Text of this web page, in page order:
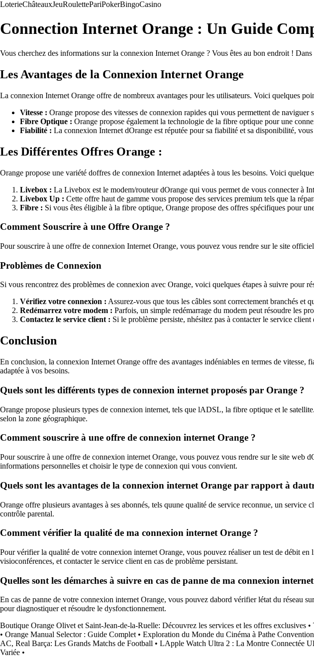
LoterieChâteauxJeuRoulettePariPokerBingoCasino
Connection Internet Orange : Un Guide
Vous cherchez des informations sur la connexion Internet Orange ? Vous êtes au bon endroit !
Les Avantages de la Connexion Internet Orange
La connexion Internet Orange offre de nombreux avantages pour les utilisateurs. Voici quelques
Vitesse : Orange propose des vitesses de connexion rapides qui vous permettent de
Fibre Optique : Orange propose également la technologie de la fibre optique pour une
Fiabilité : La connexion Internet dOrange est réputée pour sa fiabilité et sa disponibilité,
Les Différentes Offres Orange :
Orange propose une variété doffres de connexion Internet adaptées à tous les besoins. Voici
Livebox : La Livebox est le modem/routeur dOrange qui vous permet de vous connecter à
Livebox Up : Cette offre haut de gamme vous propose des services premium tels que la
Fibre : Si vous êtes éligible à la fibre optique, Orange propose des offres spécifiques pour
Comment Souscrire à une Offre Orange ?
Pour souscrire à une offre de connexion Internet Orange, vous pouvez vous rendre sur le site
Problèmes de Connexion
Si vous rencontrez des problèmes de connexion avec Orange, voici quelques étapes à suivre pour
Vérifiez votre connexion : Assurez-vous que tous les câbles sont correctement branchés et
Redémarrez votre modem : Parfois, un simple redémarrage du modem peut résoudre les
Contactez le service client : Si le problème persiste, nhésitez pas à contacter le service
Conclusion
En conclusion, la connexion Internet Orange offre des avantages indéniables en termes de
adaptée à vos besoins.
Quels sont les différents types de connexion internet proposés par Orange ?
Orange propose plusieurs types de connexion internet, tels que lADSL, la fibre optique et le
selon la zone géographique.
Comment souscrire à une offre de connexion internet Orange ?
Pour souscrire à une offre de connexion internet Orange, vous pouvez vous rendre sur le site web
informations personnelles et choisir le type de connexion qui vous convient.
Quels sont les avantages de la connexion internet Orange par rapport à
Orange offre plusieurs avantages à ses abonnés, tels quune qualité de service reconnue, un
contrôle parental.
Comment vérifier la qualité de ma connexion internet Orange ?
Pour vérifier la qualité de votre connexion internet Orange, vous pouvez réaliser un test de débit
visioconférences, et contacter le service client en cas de problème persistant.
Quelles sont les démarches à suivre en cas de panne de ma connexion
En cas de panne de votre connexion internet Orange, vous pouvez dabord vérifier létat du réseau
pour diagnostiquer et résoudre le dysfonctionnement.
Boutique Orange Olivet et Saint-Jean-de-la-Ruelle: Découvrez les services et les offres exclusives •
• Orange Manual Selector : Guide Complet • Exploration du Monde du Cinéma à Pathe
AC, Real Barça: Les Grands Matchs de Football • LApple Watch Ultra 2 : La Montre Connectée
Variée •